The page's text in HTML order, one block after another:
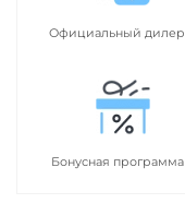
Официальный дилер
Бонусная программа